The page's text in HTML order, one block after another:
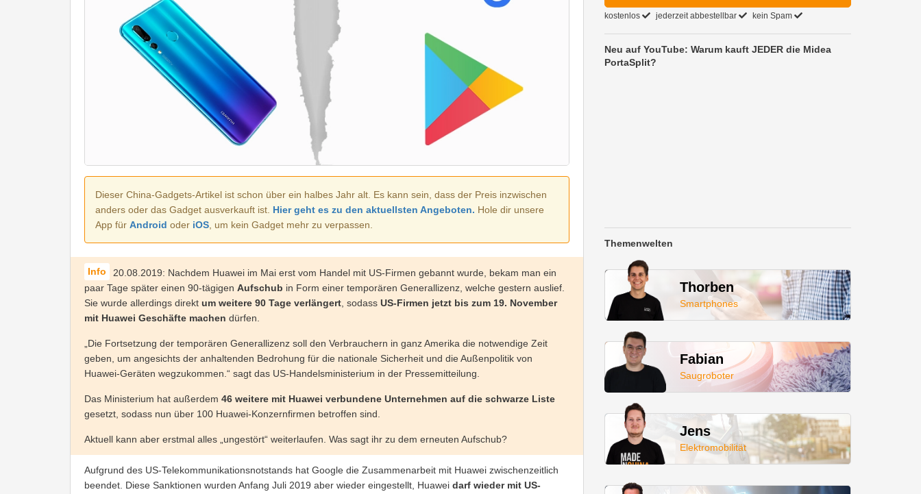
Dieser China-Gadgets-Artikel ist schon über ein halbes Jahr alt. Es kann sein, dass der Preis inzwischen
anders oder das Gadget ausverkauft ist. Hier geht es zu den aktuellsten Angeboten. Hole dir unsere
App für Android oder iOS , um kein Gadget mehr zu verpassen.
20.08.2019: Nachdem Huawei im Mai erst vom Handel mit US-Firmen gebannt wurde, bekam man ein
paar Tage später einen 90-tägigen Aufschub in Form einer temporären Generallizenz, welche gestern auslief.
Sie wurde allerdings direkt um weitere 90 Tage verlängert , sodass US-Firmen jetzt bis zum 19. November
mit Huawei Geschäfte machen dürfen.
„Die Fortsetzung der temporären Generallizenz soll den Verbrauchern in ganz Amerika die notwendige Zeit
geben, um angesichts der anhaltenden Bedrohung für die nationale Sicherheit und die Außenpolitik von
Huawei-Geräten wegzukommen.“ sagt das US-Handelsministerium in der Pressemitteilung.
Das Ministerium hat außerdem 46 weitere mit Huawei verbundene Unternehmen auf die schwarze Liste
gesetzt, sodass nun über 100 Huawei-Konzernfirmen betroffen sind.
Aktuell kann aber erstmal alles „ungestört“ weiterlaufen. Was sagt ihr zu dem erneuten Aufschub?
Aufgrund des US-Telekommunikationsnotstands hat Google die Zusammenarbeit mit Huawei zwischenzeitlich
beendet. Diese Sanktionen wurden Anfang Juli 2019 aber wieder eingestellt, Huawei darf wieder mit US-
kostenlos jederzeit abbestellbar kein Spam
Neu auf YouTube: Warum kauft JEDER die Midea
PortaSplit?
Themenwelten
Thorben
Smartphones
Fabian
Saugroboter
Jens
Elektromobilität